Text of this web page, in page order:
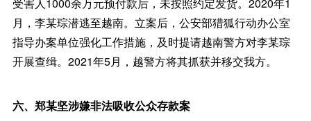
月，李某琮潜逃至越南。立案后，公安部猎狐行动办公室
指导办案单位强化工作措施，及时提请越南警方对李某琮
开展查缉。2021年5月，越警方将其抓获并移交我方。
六、郑某坚涉嫌非法吸收公众存款案